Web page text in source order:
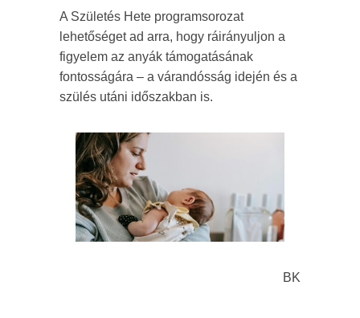
A Születés Hete programsorozat
lehetőséget ad arra, hogy ráirányuljon a
figyelem az anyák támogatásának
fontosságára – a várandósság idején és a
szülés utáni időszakban is.
BK